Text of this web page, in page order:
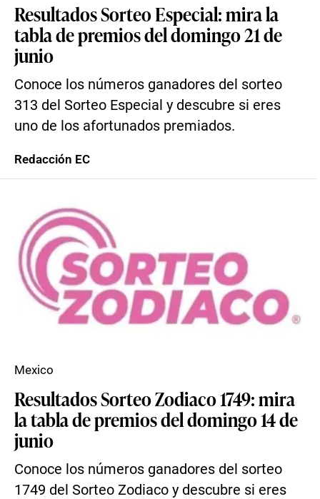
Resultados Sorteo Especial: mira la
tabla de premios del domingo 21 de
junio
Conoce los números ganadores del sorteo
313 del Sorteo Especial y descubre si eres
uno de los afortunados premiados.
Redacción EC
Resultados Sorteo Zodiaco 1749: mira
la tabla de premios del domingo 14 de
junio
Conoce los números ganadores del sorteo
1749 del Sorteo Zodiaco y descubre si eres
Mexico